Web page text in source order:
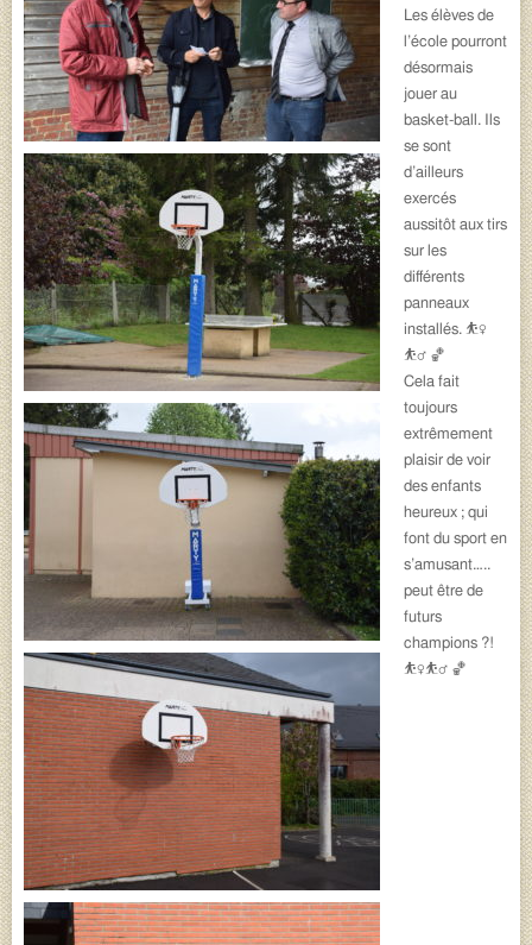
Les élèves de
l’école pourront
désormais
jouer au
basket-ball. Ils
se sont
d’ailleurs
exercés
aussitôt aux tirs
sur les
différents
panneaux
installés. ⛹️‍♀️
⛹️‍♂️ 🏀
Cela fait
toujours
extrêmement
plaisir de voir
des enfants
heureux ; qui
font du sport en
s’amusant…..
peut être de
futurs
champions ?!
⛹️‍♀️⛹️‍♂️ 🏀